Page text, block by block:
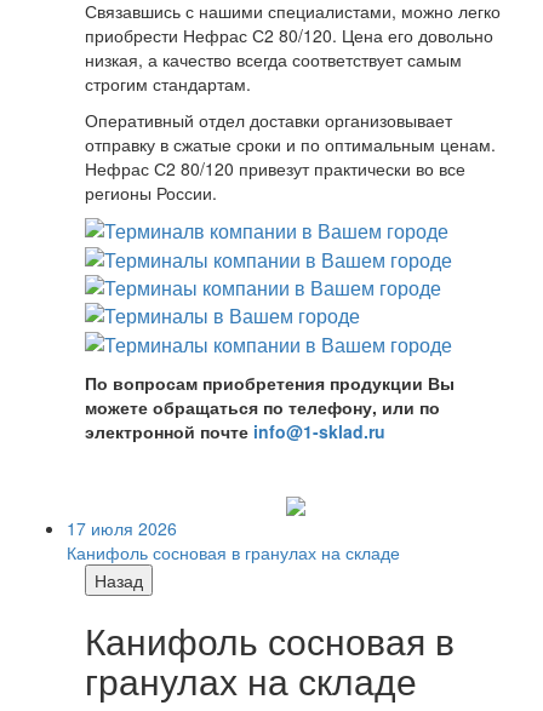
Связавшись с нашими специалистами, можно легко
приобрести Нефрас С2 80/120. Цена его довольно
низкая, а качество всегда соответствует самым
строгим стандартам.
Оперативный отдел доставки организовывает
отправку в сжатые сроки и по оптимальным ценам.
Нефрас С2 80/120 привезут практически во все
регионы России.
По вопросам приобретения продукции Вы
можете обращаться по телефону, или по
электронной почте info@1-sklad.ru
17 июля 2026
Канифоль сосновая в гранулах на складе
Назад
Канифоль сосновая в
гранулах на складе